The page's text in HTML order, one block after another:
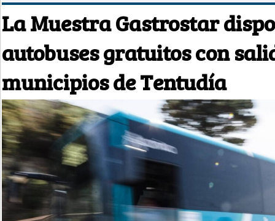
La Muestra Gastrostar
autobuses gratuitos con
municipios de Tentudía